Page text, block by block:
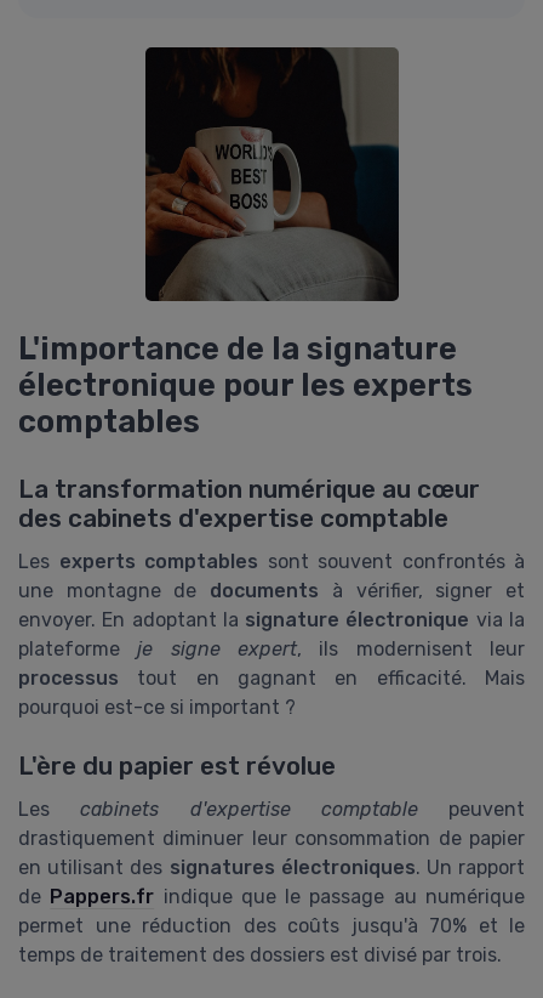
L'importance de la signature
électronique pour les experts
comptables
La transformation numérique au cœur
des cabinets d'expertise comptable
Les experts comptables sont souvent confrontés à
une montagne de documents à vérifier, signer et
envoyer. En adoptant la signature électronique via la
plateformeje signe expert, ils modernisent leur
processus tout en gagnant en efficacité. Mais
pourquoi est-ce si important ?
L'ère du papier est révolue
Lescabinets d'expertise comptablepeuvent
drastiquement diminuer leur consommation de papier
en utilisant des signatures électroniques. Un rapport
de Pappers.fr indique que le passage au numérique
permet une réduction des coûts jusqu'à 70% et le
temps de traitement des dossiers est divisé par trois.